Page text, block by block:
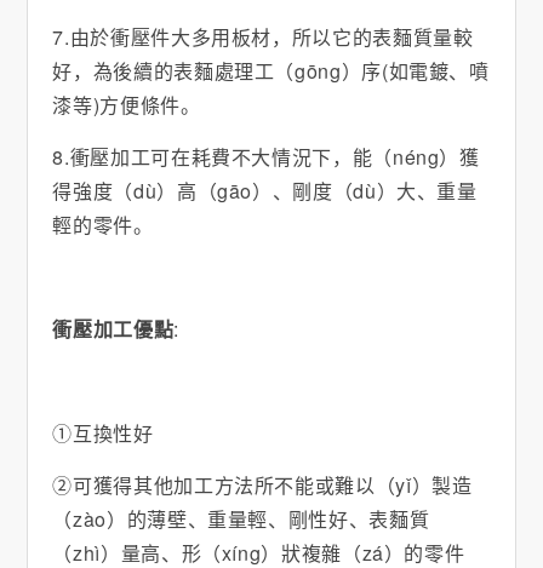
7.由於衝壓件大多用板材，所以它的表麵質量較
好，為後續的表麵處理工（gōng）序(如電鍍、噴
漆等)方便條件。
8.衝壓加工可在耗費不大情況下，能（néng）獲
得強度（dù）高（gāo）、剛度（dù）大、重量
輕的零件。
衝壓加工優點:
①互換性好
②可獲得其他加工方法所不能或難以（yǐ）製造
（zào）的薄壁、重量輕、剛性好、表麵質
（zhì）量高、形（xíng）狀複雜（zá）的零件